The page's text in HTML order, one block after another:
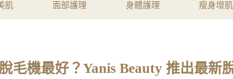
肌 面部護理 身體護理 瘦身增肌
毛機最好？Yanis Beauty 推出最新